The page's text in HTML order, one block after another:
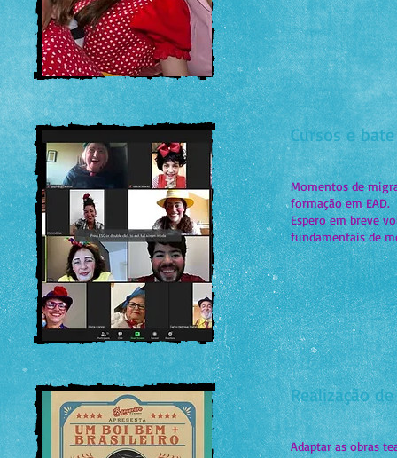
Cursos e
Momentos de
formação em EAD.
Espero em breve
fundamentais de
Realização
Adaptar as obras